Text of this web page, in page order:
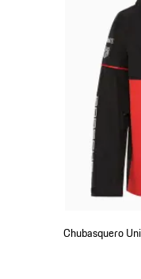
Chubasquero